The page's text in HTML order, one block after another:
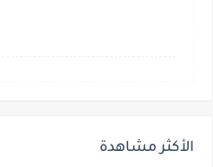
الأكثر مشاهدة